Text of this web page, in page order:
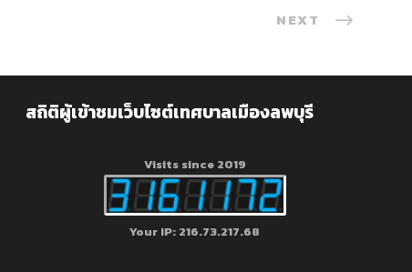
NEXT
สถิติผู้เข้าชมเว็บไซต์เทศบาลเมืองลพบุรี
Visits since 2019
Your IP: 216.73.217.68